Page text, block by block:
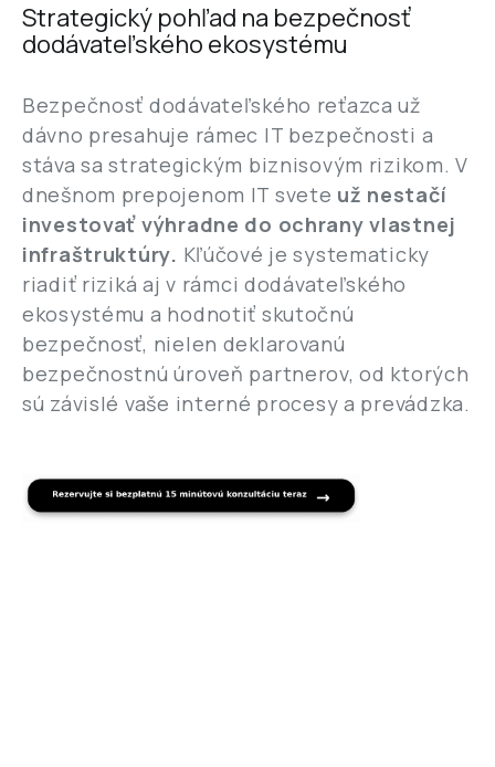
Strategický pohľad na bezpečnosť
dodávateľského ekosystému
Bezpečnosť dodávateľského reťazca už
dávno presahuje rámec IT bezpečnosti a
stáva sa strategickým biznisovým rizikom. V
dnešnom prepojenom IT svete už nestačí
investovať výhradne do ochrany vlastnej
infraštruktúry. Kľúčové je systematicky
riadiť riziká aj v rámci dodávateľského
ekosystému a hodnotiť skutočnú
bezpečnosť, nielen deklarovanú
bezpečnostnú úroveň partnerov, od ktorých
sú závislé vaše interné procesy a prevádzka.